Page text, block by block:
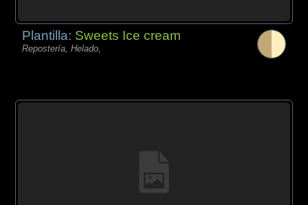
Plantilla: Sweets Ice cream
Repostería, Helado,